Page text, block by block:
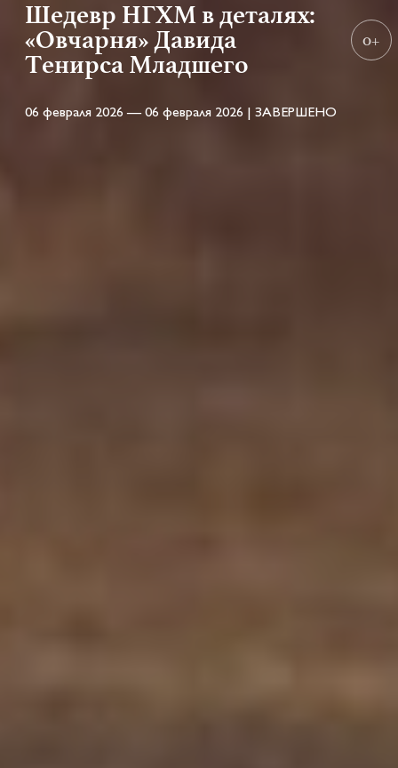
Шедевр НГХМ в деталях:
«Овчарня» Давида
Тенирса Младшего
06 февраля 2026 — 06 февраля 2026 | ЗАВЕРШЕНО
0+